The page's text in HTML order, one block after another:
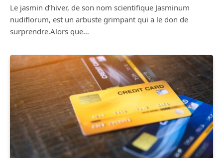
Le jasmin d’hiver, de son nom scientifique Jasminum
nudiflorum, est un arbuste grimpant qui a le don de
surprendre.Alors que…